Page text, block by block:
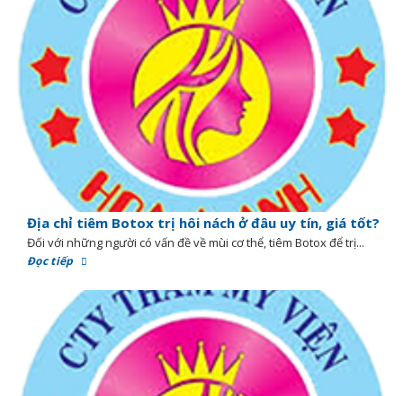
Địa chỉ tiêm Botox trị hôi nách ở đâu uy tín, giá tốt?
Đối với những người có vấn đề về mùi cơ thể, tiêm Botox để trị...
Đọc tiếp